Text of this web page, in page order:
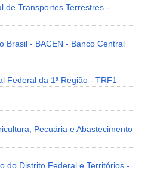
de Transportes Terrestres -
Brasil - BACEN - Banco Central
Federal da 1ª Região - TRF1
Pecuária e Abastecimento
do Distrito Federal e Territórios -